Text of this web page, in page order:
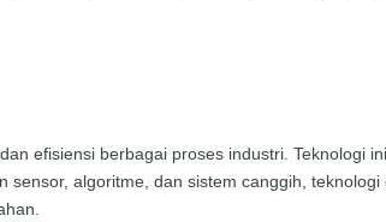
efisiensi berbagai proses industri. Teknologi
algoritme, dan sistem canggih,